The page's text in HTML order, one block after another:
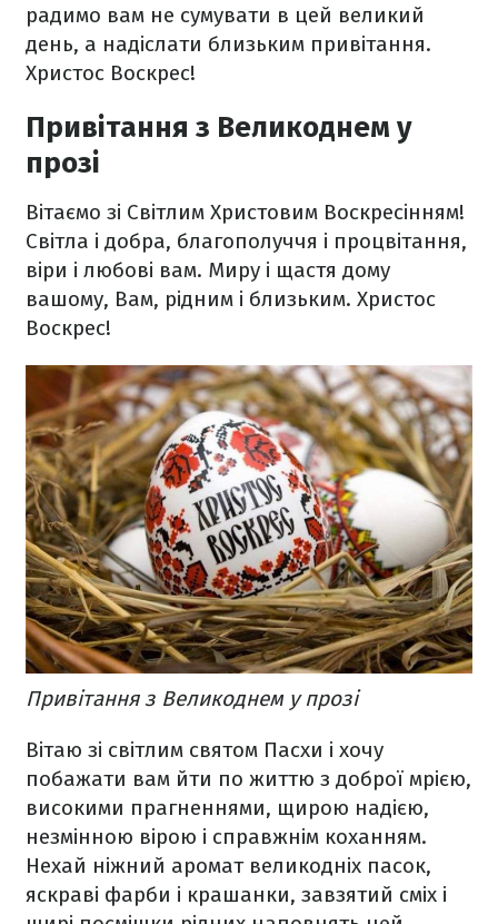
радимо вам не сумувати в цей великий
день, а надіслати близьким привітання.
Христос Воскрес!
Привітання з Великоднем у
прозі
Вітаємо зі Світлим Христовим Воскресінням!
Світла і добра, благополуччя і процвітання,
віри і любові вам. Миру і щастя дому
вашому, Вам, рідним і близьким. Христос
Воскрес!
Привітання з Великоднем у прозі
Вітаю зі світлим святом Пасхи і хочу
побажати вам йти по життю з доброї мрією,
високими прагненнями, щирою надією,
незмінною вірою і справжнім коханням.
Нехай ніжний аромат великодніх пасок,
яскраві фарби і крашанки, завзятий сміх і